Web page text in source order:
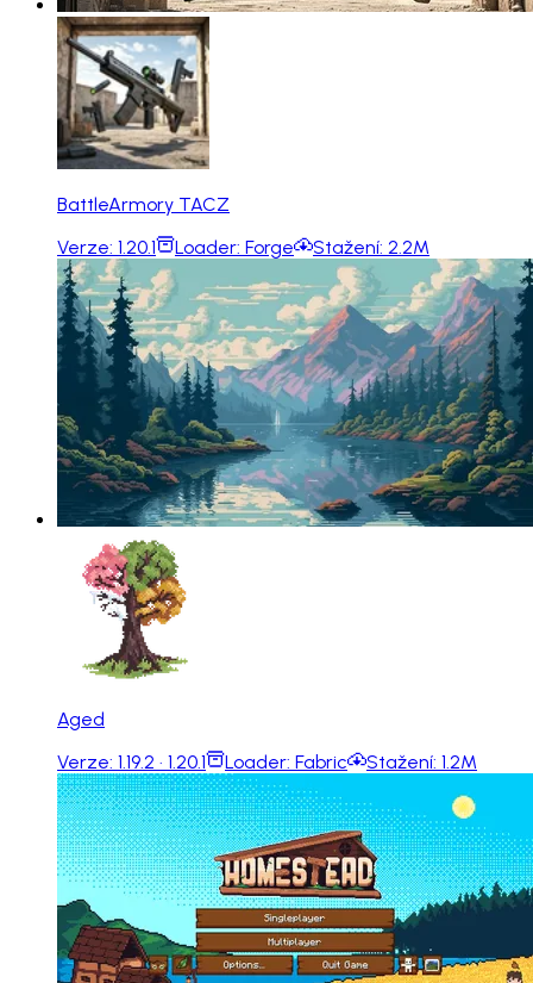
BattleArmory TACZ
Verze: 1.20.1 Loader: Forge Stažení: 2.2M
Aged
Verze: 1.19.2 · 1.20.1 Loader: Fabric Stažení: 1.2M